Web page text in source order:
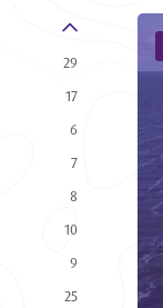
29
17
6
7
8
10
9
25